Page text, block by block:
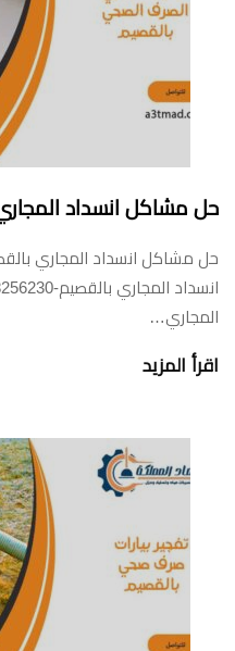
حل مشاكل انسداد المجاري
المجاري…
اقرأ المزيد